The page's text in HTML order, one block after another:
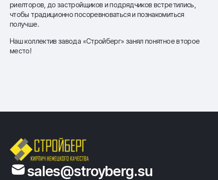
риелторов, до застройщиков и подрядчиков встретились,
чтобы традиционно посоревноваться и познакомиться
получше.
Наш коллектив завода «Стройберг» занял понятное второе
место!
sales@stroyberg.su